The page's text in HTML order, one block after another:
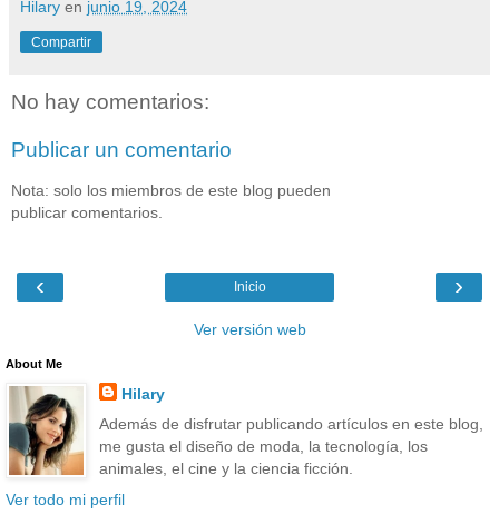
Hilary en junio 19, 2024
Compartir
No hay comentarios:
Publicar un comentario
Nota: solo los miembros de este blog pueden
publicar comentarios.
‹ ›
Inicio
Ver versión web
About Me
Hilary
Además de disfrutar publicando artículos en este blog,
me gusta el diseño de moda, la tecnología, los
animales, el cine y la ciencia ficción.
Ver todo mi perfil